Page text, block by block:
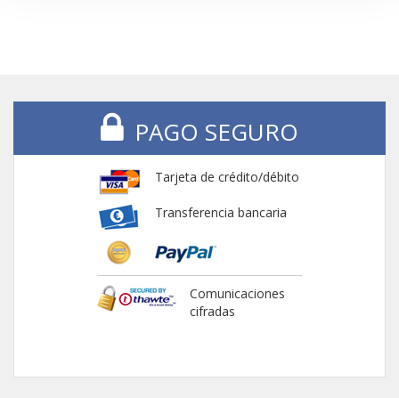
PAGO SEGURO
Tarjeta de crédito/débito
Transferencia bancaria
Comunicaciones
cifradas